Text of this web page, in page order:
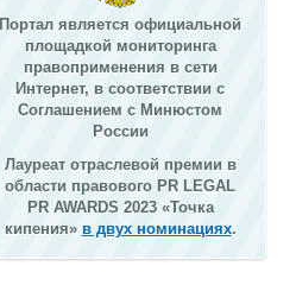
Портал является официальной
площадкой мониторинга
правоприменения в сети
Интернет, в соответствии с
Соглашением с Минюстом
России
Лауреат отраслевой премии в
области правового PR LEGAL
PR AWARDS 2023 «Точка
кипения» в двух номинациях.